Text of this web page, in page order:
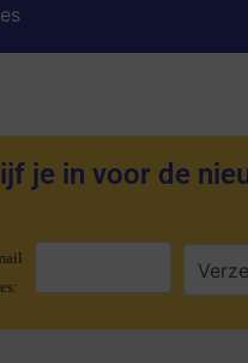
je in voor de